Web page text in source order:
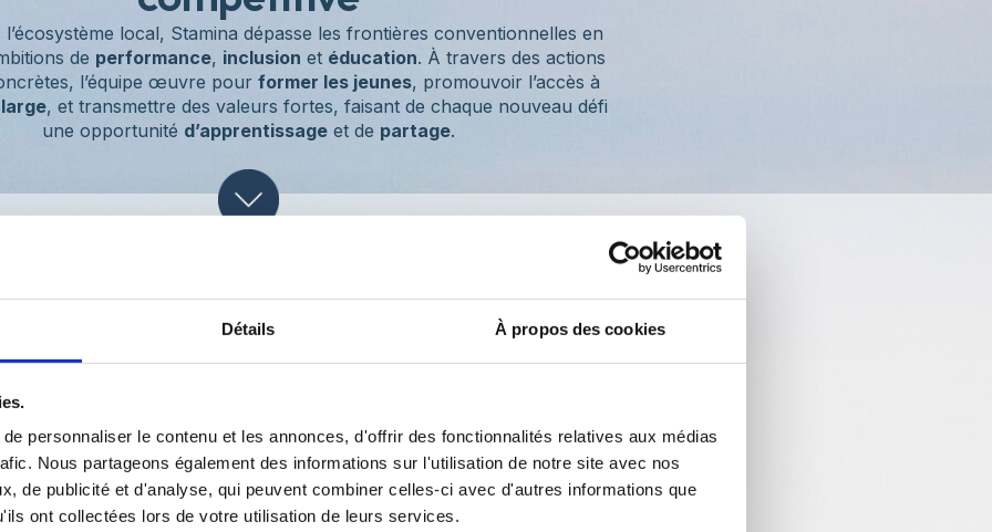
Détails À propos des cookies
personnaliser le contenu et les annonces, d'offrir des fonctionnalités relatives aux médias
Nous partageons également des informations sur l'utilisation de notre site avec nos
de publicité et d'analyse, qui peuvent combiner celles-ci avec d'autres informations que
ont collectées lors de votre utilisation de leurs services.
local, Stamina dépasse les frontières conventionnelles en
de performance, inclusion et éducation. À travers des actions
l’équipe œuvre pour former les jeunes, promouvoir l’accès à
, et transmettre des valeurs fortes, faisant de chaque nouveau défi
une opportunité d’apprentissageet de partage.
Former les marins
Faire naître des projets, faire émerger des marins…